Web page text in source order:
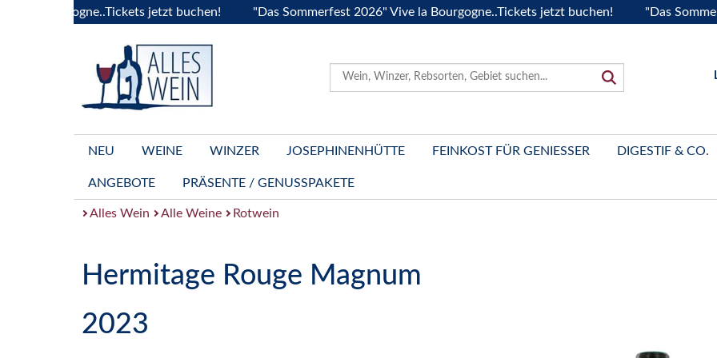
Bourgogne..Tickets jetzt buchen! "Das Sommerfest 2026" Vive la Bourgogne..Tickets jetzt buchen! "Das
NEU WEINE WINZER JOSEPHINENHÜTTE FEINKOST FÜR GENIESSER DIGESTIF & CO.
ANGEBOTE PRÄSENTE / GENUSSPAKETE
Alles Wein Alle Weine Rotwein
Hermitage Rouge Magnum
2023